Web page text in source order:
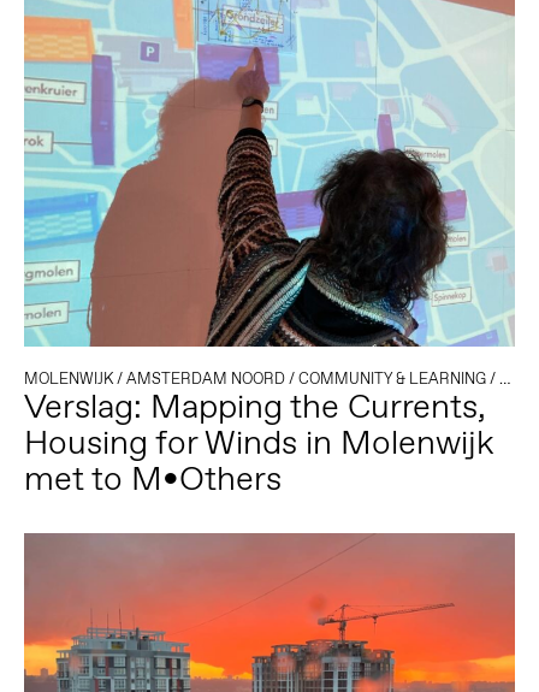
MOLENWIJK/AMSTERDAM NOORD/COMMUNITY & LEARNING/
Verslag: Mapping the Currents,
Housing for Winds in Molenwijk
met to M•Others